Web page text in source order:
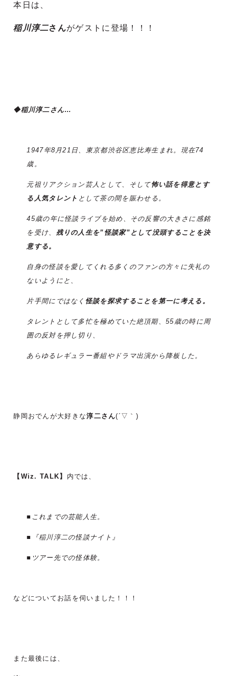
本日は、
稲川淳二さんがゲストに登場 ！！！
◆稲川淳二さん…
1947年8月21日、東京都渋谷区恵比寿生まれ。現在74
歳。
元祖リアクション芸人として、そして怖い話を得意とす
る人気タレント として茶の間を賑わせる。
45歳の年に怪談ライブを始め、その反響の大きさに感銘
を受け、 残りの人生を”怪談家”として没頭することを決
意する。
自身の怪談を愛してくれる多くのファンの方々に失礼の
ないようにと、
片手間にではなく 怪談を探求することを第一に考える。
タレントとして多忙を極めていた絶頂期、55歳の時に周
囲の反対を押し切り、
あらゆるレギュラー番組やドラマ出演から降板した。
静岡おでんが大好きな淳二さん(´▽｀)
【Wiz. TALK】 内では、
■これまでの芸能人生。
■『稲川淳二の怪談ナイト』
■ツアー先での怪体験。
などについてお話を伺いました！！！
また最後には、